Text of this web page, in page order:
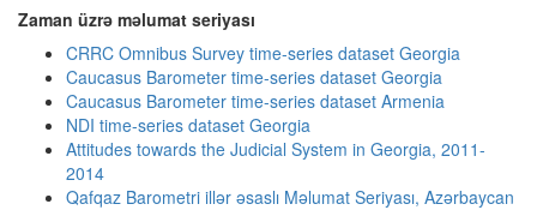
Zaman üzrə məlumat seriyası
CRRC Omnibus Survey time-series dataset Georgia
Caucasus Barometer time-series dataset Georgia
Caucasus Barometer time-series dataset Armenia
NDI time-series dataset Georgia
Attitudes towards the Judicial System in Georgia, 2011-
2014
Qafqaz Barometri illər əsaslı Məlumat Seriyası, Azərbaycan